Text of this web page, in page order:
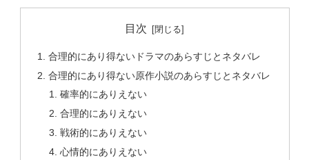
目次
合理的にあり得ないドラマのあらすじとネタバレ
合理的にあり得ない原作小説のあらすじとネタバレ
確率的にありえない
合理的にありえない
戦術的にありえない
心情的にありえない